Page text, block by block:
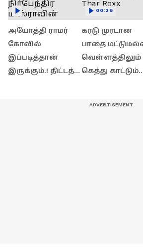
அயோத்தி ராமர்
கோவில்
இப்படித்தான்
இருக்கும்.! திட்டத்
கரடு முரடான
பாதை
வெள்ளத்திலும்
கெத்து காட்டும்
00:26